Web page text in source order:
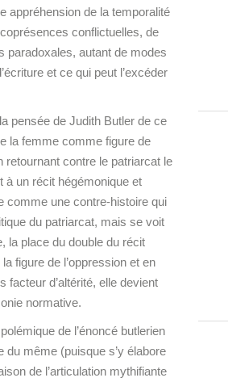
appréhension de la temporalité
conflictuelles, de
paradoxales, autant de modes
et ce qui peut l’excéder
pensée de Judith Butler de ce
la femme comme figure de
retournant contre le patriarcat le
à un récit hégémonique et
comme une contre-histoire qui
du patriarcat, mais se voit
la place du double du récit
figure de l’oppression et en
facteur d’altérité, elle devient
normative.
de l’énoncé butlerien
même (puisque s’y élabore
de l’articulation mythifiante